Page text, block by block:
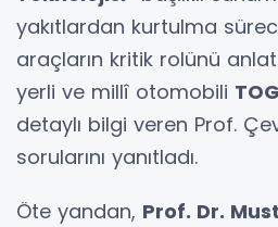
yakıtlardan kurtulma
araçların kritik rolünü
yerli ve millî otomobili
detaylı bilgi veren Prof.
sorularını yanıtladı.
Öte yandan, Prof. Dr.